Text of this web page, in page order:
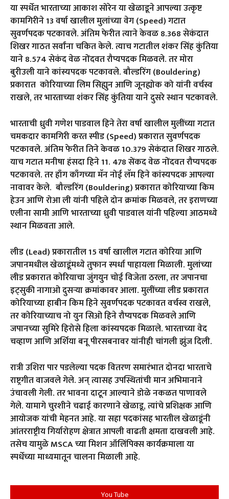
या स्पर्धेत भारताच्या आकाश सोरेन या खेळाडूने आपल्या उत्कृष्ट
कामगिरीने 13 वर्षा खालील मुलांच्या वेग (Speed) गटात
सुवर्णपदक पटकावले. अंतिम फेरीत त्याने केवळ 8.368 सेकंदात
शिखर गाठत सर्वांना चकित केले. त्याच गटातील शंकर सिंह कुंतिया
याने 8.574 सेकंद वेळ नोंदवत रौप्यपदक मिळवले. तर मोरा
बुरीउली याने कांस्यपदक पटकावले. बौल्डरिंग (Bouldering)
प्रकारात कोरियाच्या लिम सिह्युन आणि जूनह्योक को यांनी वर्चस्व
राखले, तर भारताच्या शंकर सिंह कुंतिया याने दुसरे स्थान पटकावले.
भारताची ध्रुवी गणेश पाडवाल हिने तेरा वर्षा खालील मुलींच्या गटात
चमकदार कामगिरी करत स्पीड (Speed) प्रकारात सुवर्णपदक
पटकावले. अंतिम फेरीत तिने केवळ 10.379 सेकंदात शिखर गाठले.
याच गटात मनीषा हंसदा हिने 11. 478 सेंकद वेळ नोंदवत रौप्यपदक
पटकावले. तर हाँग काँगच्या मॅन नोई लॅम हिने कांस्यपदक आपल्या
नावावर केले. बौल्डरिंग (Bouldering) प्रकारात कोरियाच्या किम
हेउन आणि रोआ ली यांनी पहिले दोन क्रमांक मिळवले, तर इराणच्या
एलीना सामी आणि भारताच्या ध्रुवी पाडवाल यांनी पहिल्या आठमध्ये
स्थान मिळवता आले.
लीड (Lead) प्रकारातील 15 वर्षा खालील गटात कोरिया आणि
जपानमधील खेळाडूंमध्ये तुफान स्पर्धा पाहायला मिळाली. मुलांच्या
लीड प्रकारात कोरियाचा जुंगयुन चोई विजेता ठरला, तर जपानचा
इट्सुकी नागाओ दुसऱ्या क्रमांकावर आला. मुलींच्या लीड प्रकारात
कोरियाच्या हाबीन किम हिने सुवर्णपदक पटकावत वर्चस्व राखले,
तर कोरियाच्याच नो युन सिओ हिने रौप्यपदक मिळवले आणि
जपानच्या सुमिरे हिरोसे हिला कांस्यपदक मिळाले. भारताच्या वेद
चव्हाण आणि अर्शिया बनू पीरसबनावर यांनीही चांगली झुंज दिली.
रात्री उशिरा पार पडलेल्या पदक वितरण समारंभात दोनदा भारताचे
राष्ट्रगीत वाजवले गेले. अन् त्यासह उपस्थितांची मान अभिमानाने
उंचावली गेली. तर भावना दाटून आल्याने डोळे नकळत पाणावले
गेले. यामागे चुरशीने चढाई कारणाने खेळाडू, त्यांचे प्रशिक्षक आणि
आयोजक यांची मेहनत आहे. या सहा पदकांसह भारतील खेळाडूंनी
आंतरराष्ट्रीय गिर्यारोहण क्षेत्रात आपली वाढती क्षमता दाखवली आहे.
तसेच यामुळे MSCA च्या मिशन ऑलिंपिक्स कार्यक्रमाला या
स्पर्धेच्या माध्यमातून चालना मिळाली आहे.
You Tube